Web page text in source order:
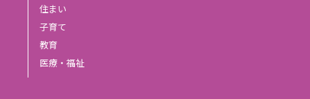
住まい
子育て
教育
医療・福祉